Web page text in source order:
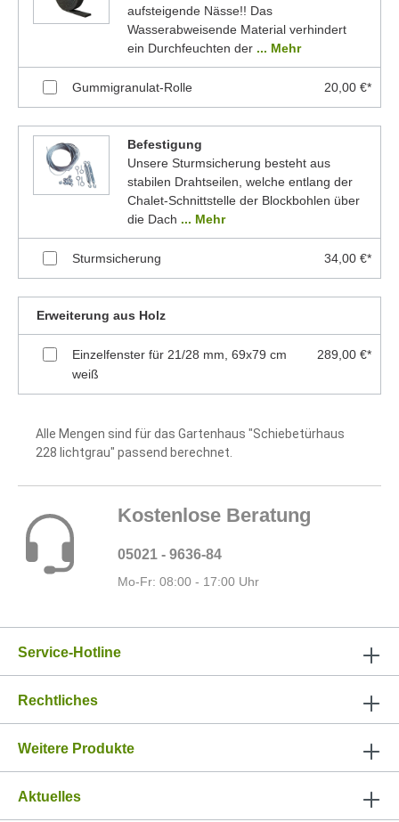
aufsteigende Nässe!! Das
Wasserabweisende Material verhindert
ein Durchfeuchten der ... Mehr
Gummigranulat-Rolle 20,00 €*
Befestigung
Unsere Sturmsicherung besteht aus
stabilen Drahtseilen, welche entlang der
Chalet-Schnittstelle der Blockbohlen über
die Dach ... Mehr
Sturmsicherung 34,00 €*
Erweiterung aus Holz
Einzelfenster für 21/28 mm, 69x79 cm
weiß
289,00 €*
Alle Mengen sind für das Gartenhaus "Schiebetürhaus
228 lichtgrau" passend berechnet.
Kostenlose Beratung
05021 - 9636-84
Mo-Fr: 08:00 - 17:00 Uhr
Service-Hotline
Rechtliches
Weitere Produkte
Aktuelles